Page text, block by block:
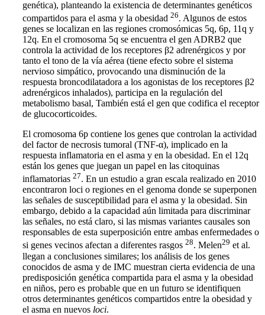
genética), planteando la existencia de determinantes genéticos
compartidos para el asma y la obesidad 26. Algunos de estos
genes se localizan en las regiones cromosómicas 5q, 6p, 11q y
12q. En el cromosoma 5q se encuentra el gen ADRB2 que
controla la actividad de los receptores β2 adrenérgicos y por
tanto el tono de la vía aérea (tiene efecto sobre el sistema
nervioso simpático, provocando una disminución de la
respuesta broncodilatadora a los agonistas de los receptores β2
adrenérgicos inhalados), participa en la regulación del
metabolismo basal, También está el gen que codifica el receptor
de glucocorticoides.
El cromosoma 6p contiene los genes que controlan la actividad
del factor de necrosis tumoral (TNF-α), implicado en la
respuesta inflamatoria en el asma y en la obesidad. En el 12q
están los genes que juegan un papel en las citoquinas
inflamatorias 27. En un estudio a gran escala realizado en 2010
encontraron loci o regiones en el genoma donde se superponen
las señales de susceptibilidad para el asma y la obesidad. Sin
embargo, debido a la capacidad aún limitada para discriminar
las señales, no está claro, si las mismas variantes causales son
responsables de esta superposición entre ambas enfermedades o
si genes vecinos afectan a diferentes rasgos 28. Melen29 et al.
llegan a conclusiones similares; los análisis de los genes
conocidos de asma y de IMC muestran cierta evidencia de una
predisposición genética compartida para el asma y la obesidad
en niños, pero es probable que en un futuro se identifiquen
otros determinantes genéticos compartidos entre la obesidad y
el asma en nuevos loci.